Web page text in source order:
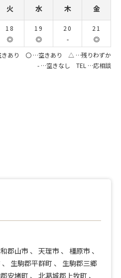
火 水 木 金
18
◎
19
◎
20
-
21
◎
あり 〇 …空きあり △ …残りわずか
- …空きなし TEL …応相談
郡山市 、 天理市 、 橿原市 、
、 生駒郡平群町 、 生駒郡三郷
安堵町 、 北葛城郡上牧町 、